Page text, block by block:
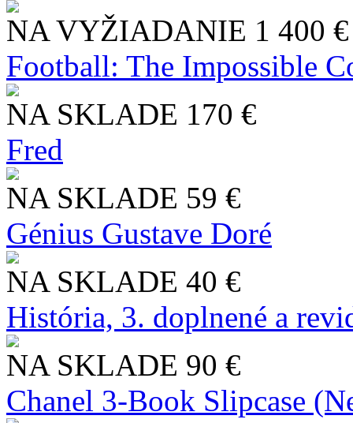
NA VYŽIADANIE 1 400 €
Football: The Impossible
NA SKLADE 170 €
Fred
NA SKLADE 59 €
Génius Gustave Doré
NA SKLADE 40 €
História, 3. doplnené a
NA SKLADE 90 €
Chanel 3-Book Slipcase